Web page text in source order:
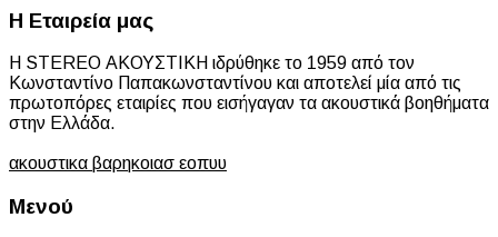
Η Εταιρεία μας
Η STEREO ΑΚΟΥΣΤΙΚΗ ιδρύθηκε το 1959 από τον
Κωνσταντίνο Παπακωνσταντίνου και αποτελεί μία από τις
πρωτοπόρες εταιρίες που εισήγαγαν τα ακουστικά βοηθήματα
στην Ελλάδα.
ακουστικα βαρηκοιασ εοπυυ
Μενού